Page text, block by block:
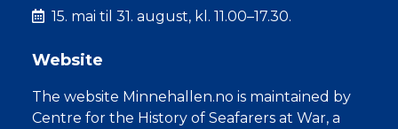
15. mai til 31. august, kl. 11.00–17.30.
Website
The website Minnehallen.no is maintained by
Centre for the History of Seafarers at War, a